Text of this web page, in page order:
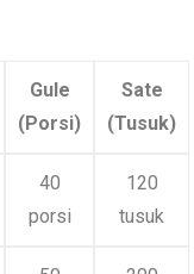
Gule
(Porsi)
Sate
(Tusuk)
40
porsi
120
tusuk